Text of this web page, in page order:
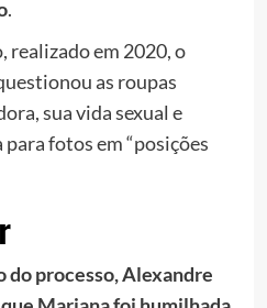
.
em 2020, o
as roupas
sua vida sexual e
fotos em “posições
do processo, Alexandre